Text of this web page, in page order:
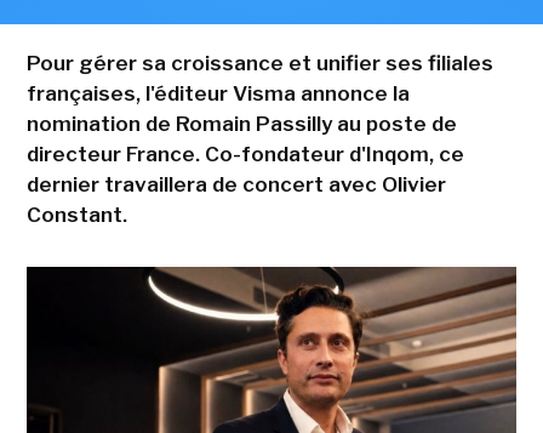
Pour gérer sa croissance et unifier ses filiales
françaises, l'éditeur Visma annonce la
nomination de Romain Passilly au poste de
directeur France. Co-fondateur d'Inqom, ce
dernier travaillera de concert avec Olivier
Constant.